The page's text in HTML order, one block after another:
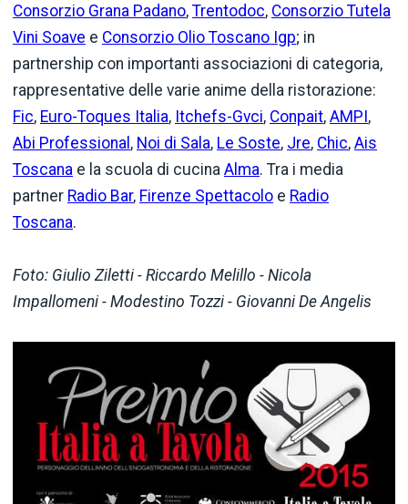
Consorzio Grana Padano, Trentodoc, Consorzio Tutela
Vini Soave e Consorzio Olio Toscano Igp; in
partnership con importanti associazioni di categoria,
rappresentative delle varie anime della ristorazione:
Fic, Euro-Toques Italia, Itchefs-Gvci, Conpait, AMPI,
Abi Professional , Noi di Sala, Le Soste, Jre, Chic, Ais
Toscana e la scuola di cucina Alma. Tra i media
partner Radio Bar, Firenze Spettacolo e Radio
Toscana.
Foto: Giulio Ziletti - Riccardo Melillo - Nicola
Impallomeni - Modestino Tozzi - Giovanni De Angelis